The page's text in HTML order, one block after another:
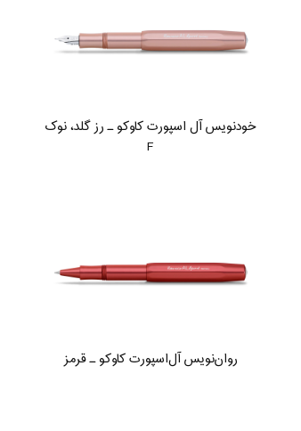
خودنویس آل اسپورت کاوکو ـ رز گلد، نوک
F
روان‌نویس آل‌اسپورت کاوکو ـ قرمز